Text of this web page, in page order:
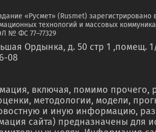
«Русмет» (Rusmet)
технологий и массовых
№ ФС 77–77329
Ордынка, д. 50 стр 1 ,помещ.
08
включая, помимо прочего,
методологии, модели,
и иную информацию,
сайта) предназначены для